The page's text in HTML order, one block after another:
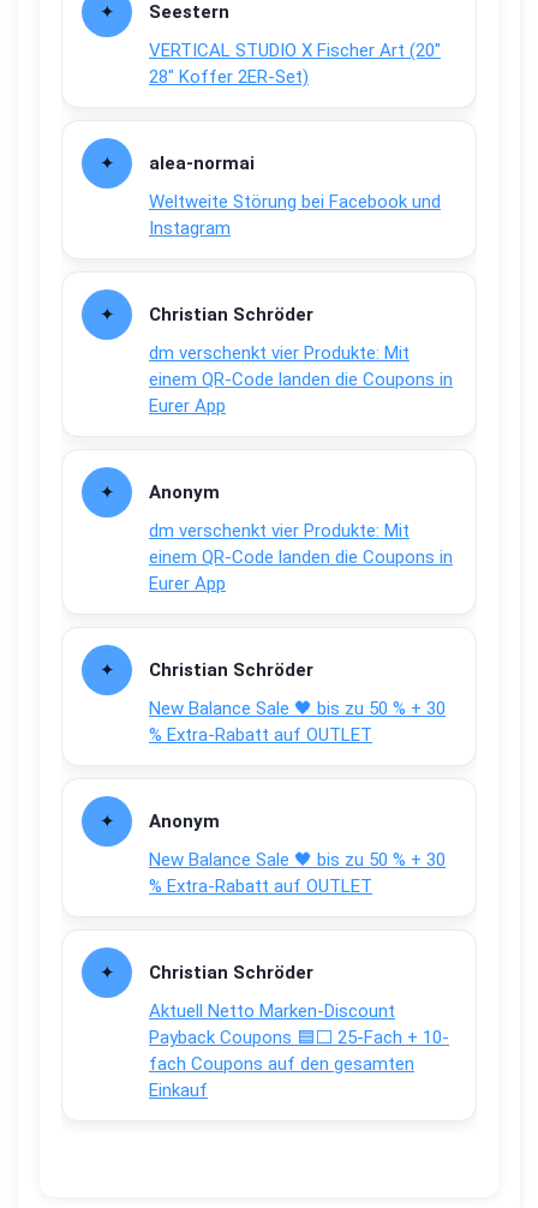
Seestern
VERTICAL STUDIO X Fischer Art (20″
28″ Koffer 2ER-Set)
alea-normai
Weltweite Störung bei Facebook und
Instagram
Christian Schröder
dm verschenkt vier Produkte: Mit
einem QR-Code landen die Coupons in
Eurer App
Anonym
dm verschenkt vier Produkte: Mit
einem QR-Code landen die Coupons in
Eurer App
Christian Schröder
New Balance Sale 🖤 bis zu 50 % + 30
% Extra-Rabatt auf OUTLET
Anonym
New Balance Sale 🖤 bis zu 50 % + 30
% Extra-Rabatt auf OUTLET
Christian Schröder
Aktuell Netto Marken-Discount
Payback Coupons 🟦⬜ 25-Fach + 10-
fach Coupons auf den gesamten
Einkauf